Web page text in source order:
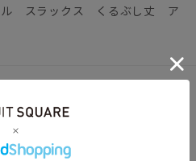
ル スラックス くるぶし丈 ア
ド／ウエスト：バックゴム／膝